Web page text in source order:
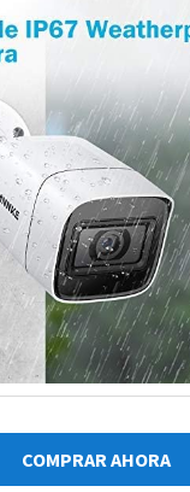
COMPRAR AHORA